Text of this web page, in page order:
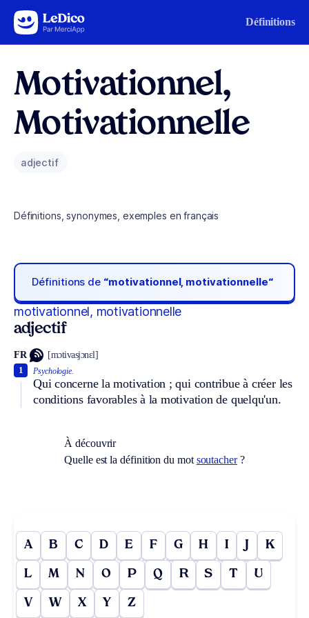
Aller au contenu Définitions
Motivationnel,
Motivationnelle
adjectif
Définitions, synonymes, exemples en français
Définitions de “motivationnel, motivationnelle“
motivationnel, motivationnelle
adjectif
FR [mɔtivasjɔnɛl]
Psychologie.
Qui concerne la motivation ; qui contribue à créer les
conditions favorables à la motivation de quelqu'un.
1
À découvrir
Quelle est la définition du mot soutacher?
A B C D E F G H I J K
L M N O P Q R S T U
V W X Y Z